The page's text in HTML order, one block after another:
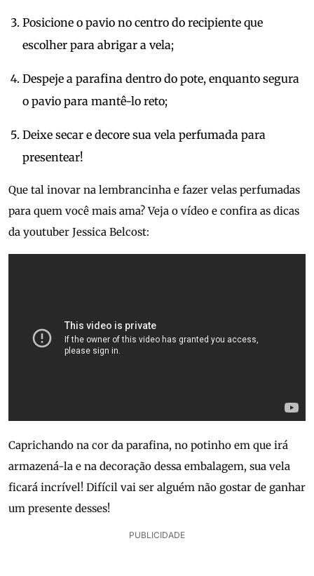
Posicione o pavio no centro do recipiente que
escolher para abrigar a vela;
Despeje a parafina dentro do pote, enquanto segura
o pavio para mantê-lo reto;
Deixe secar e decore sua vela perfumada para
presentear!
Que tal inovar na lembrancinha e fazer velas perfumadas
para quem você mais ama? Veja o vídeo e confira as dicas
da youtuber Jessica Belcost:
Caprichando na cor da parafina, no potinho em que irá
armazená-la e na decoração dessa embalagem, sua vela
ficará incrível! Difícil vai ser alguém não gostar de ganhar
um presente desses!
PUBLICIDADE